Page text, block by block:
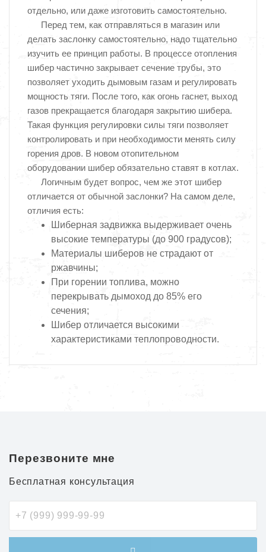
отдельно, или даже изготовить самостоятельно.
Перед тем, как отправляться в магазин или
делать заслонку самостоятельно, надо тщательно
изучить ее принцип работы. В процессе отопления
шибер частично закрывает сечение трубы, это
позволяет уходить дымовым газам и регулировать
мощность тяги. После того, как огонь гаснет, выход
газов прекращается благодаря закрытию шибера.
Такая функция регулировки силы тяги позволяет
контролировать и при необходимости менять силу
горения дров. В новом отопительном
оборудовании шибер обязательно ставят в котлах.
Логичным будет вопрос, чем же этот шибер
отличается от обычной заслонки? На самом деле,
отличия есть:
Шиберная задвижка выдерживает очень
высокие температуры (до 900 градусов);
Материалы шиберов не страдают от
ржавчины;
При горении топлива, можно
перекрывать дымоход до 85% его
сечения;
Шибер отличается высокими
характеристиками теплопроводности.
Перезвоните мне
Бесплатная консультация